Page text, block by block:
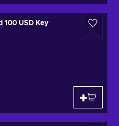
100 USD Key